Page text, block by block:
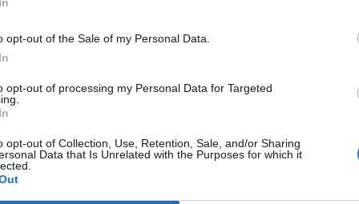
opt-out of the Sale of my Personal Data.
opt-out of processing my Personal Data for Targeted
opt-out of Collection, Use, Retention, Sale, and/or Sharing
Data that Is Unrelated with the Purposes for which it
κατάταξης της